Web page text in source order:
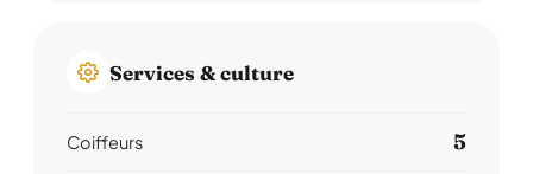
Services & culture
Coiffeurs 5